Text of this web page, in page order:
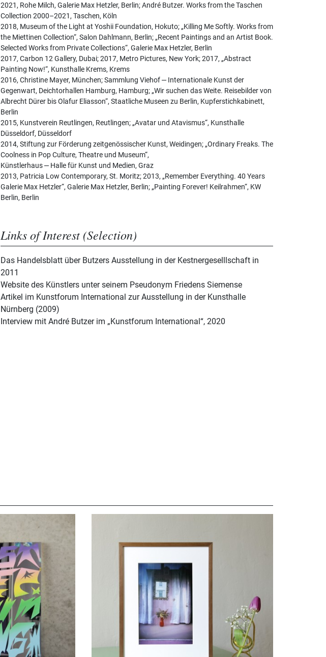
2021, Rohe Milch, Galerie Max Hetzler, Berlin; André Butzer. Works from the Taschen
Collection 2000–2021, Taschen, Köln
2018, Museum of the Light at Yoshii Foundation, Hokuto; „Killing Me Softly. Works from
the Miettinen Collection“, Salon Dahlmann, Berlin; „Recent Paintings and an Artist Book.
Selected Works from Private Collections“, Galerie Max Hetzler, Berlin
2017, Carbon 12 Gallery, Dubai; 2017, Metro Pictures, New York; 2017, „Abstract
Painting Now!“, Kunsthalle Krems, Krems
2016, Christine Mayer, München; Sammlung Viehof ‒ Internationale Kunst der
Gegenwart, Deichtorhallen Hamburg, Hamburg; „Wir suchen das Weite. Reisebilder von
Albrecht Dürer bis Olafur Eliasson“, Staatliche Museen zu Berlin, Kupferstichkabinett,
Berlin
2015, Kunstverein Reutlingen, Reutlingen; „Avatar und Atavismus“, Kunsthalle
Düsseldorf, Düsseldorf
2014, Stiftung zur Förderung zeitgenössischer Kunst, Weidingen; „Ordinary Freaks. The
Coolness in Pop Culture, Theatre und Museum“,
Künstlerhaus ‒ Halle für Kunst und Medien, Graz
2013, Patricia Low Contemporary, St. Moritz; 2013, „Remember Everything. 40 Years
Galerie Max Hetzler“, Galerie Max Hetzler, Berlin; „Painting Forever! Keilrahmen“, KW
Berlin, Berlin
Links of Interest (Selection)
Das Handelsblatt über Butzers Ausstellung in der Kestnergeselllschaft in
2011
Website des Künstlers unter seinem Pseudonym Friedens Siemense
Artikel im Kunstforum International zur Ausstellung in der Kunsthalle
Nürnberg (2009)
Interview mit André Butzer im „Kunstforum International“, 2020